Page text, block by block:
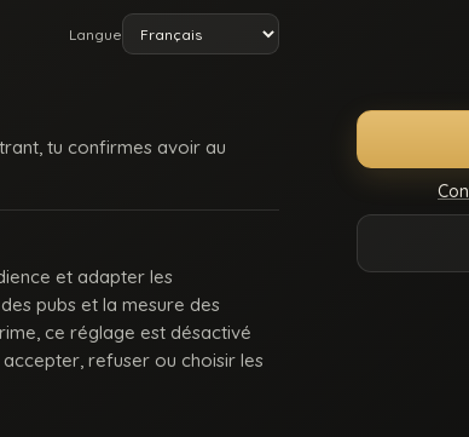
Langue
tu confirmes avoir au
et adapter les
pubs et la mesure des
ce réglage est désactivé
accepter, refuser ou choisir les
CONDITIONS
: des keums du bled, des rebeus bien montés, des lascars
Balance-nous tes coms pour des nouvelles fonctionnalités ou tes